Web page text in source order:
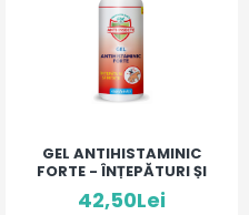
GEL ANTIHISTAMINIC
FORTE - ÎNȚEPĂTURI ȘI
IRITAȚII
42,50Lei